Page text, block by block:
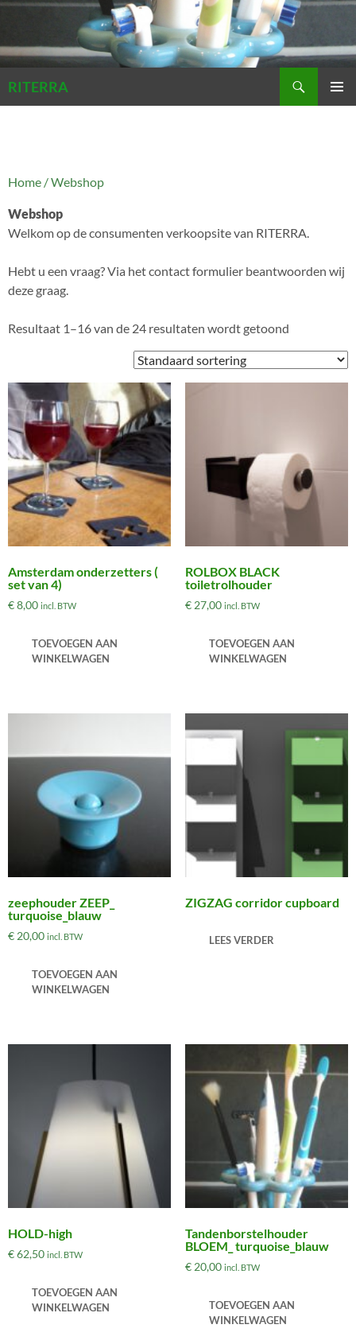
RITERRA
Home / Webshop
Webshop
Welkom op de consumenten verkoopsite van RITERRA.
Hebt u een vraag? Via het contact formulier beantwoorden wij
deze graag.
Resultaat 1–16 van de 24 resultaten wordt getoond
Amsterdam onderzetters (
set van 4)
€8,00 incl. BTW
TOEVOEGEN AAN
WINKELWAGEN
ROLBOX BLACK
toiletrolhouder
€27,00 incl. BTW
TOEVOEGEN AAN
WINKELWAGEN
zeephouder ZEEP_
turquoise_blauw
€ 20,00 incl. BTW
TOEVOEGEN AAN
WINKELWAGEN
ZIGZAG corridor cupboard
LEES VERDER
HOLD-high
€62,50 incl. BTW
TOEVOEGEN AAN
WINKELWAGEN
Tandenborstelhouder
BLOEM_ turquoise_blauw
€20,00 incl. BTW
TOEVOEGEN AAN
WINKELWAGEN